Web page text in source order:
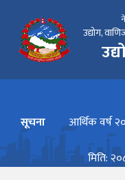
उद्योग,
सूचना आर्थिक वर्ष
मिति: